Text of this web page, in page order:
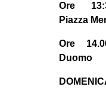
Ore
Piazza
Ore
Duomo